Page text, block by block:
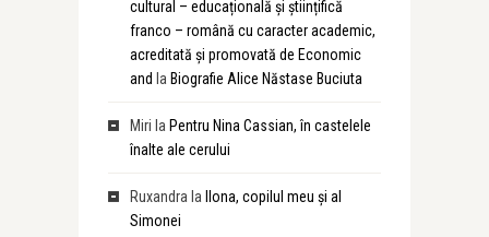
cultural – educațională și științifică
franco – română cu caracter academic,
acreditată și promovată de Economic
and la Biografie Alice Năstase Buciuta
Miri la Pentru Nina Cassian, în castelele
înalte ale cerului
Ruxandra la
Ilona, copilul meu și al
Simonei